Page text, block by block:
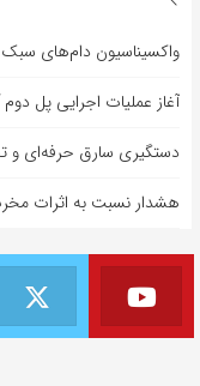
واکسیناسیون دام‌های سبک
آغاز عملیات اجرایی پل
دستگیری سارق حرفه‌ای و
هشدار نسبت به اثرات